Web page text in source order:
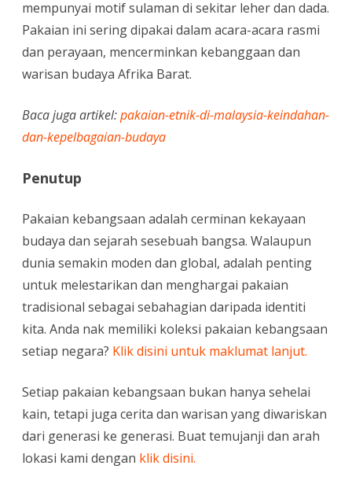
mempunyai motif sulaman di sekitar leher dan dada.
Pakaian ini sering dipakai dalam acara-acara rasmi
dan perayaan, mencerminkan kebanggaan dan
warisan budaya Afrika Barat.
Baca juga artikel:pakaian-etnik-di-malaysia-keindahan-
dan-kepelbagaian-budaya
Penutup
Pakaian kebangsaan adalah cerminan kekayaan
budaya dan sejarah sesebuah bangsa. Walaupun
dunia semakin moden dan global, adalah penting
untuk melestarikan dan menghargai pakaian
tradisional sebagai sebahagian daripada identiti
kita. Anda nak memiliki koleksi pakaian kebangsaan
setiap negara? Klik disini untuk maklumat lanjut.
Setiap pakaian kebangsaan bukan hanya sehelai
kain, tetapi juga cerita dan warisan yang diwariskan
dari generasi ke generasi. Buat temujanji dan arah
lokasi kami dengan klik disini.